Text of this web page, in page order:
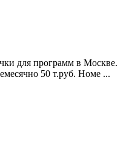
для программ в Москве.
50 т.руб. Номе ...